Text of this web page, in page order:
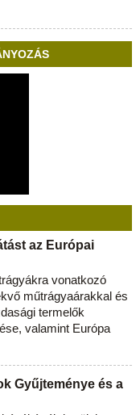
az Európai
vonatkozó
műtrágyaárakkal és
termelők
valamint Európa
Gyűjteménye és a